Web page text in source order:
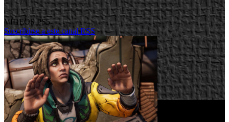
VIDEOS PS5
Suscribirse a este canal RSS